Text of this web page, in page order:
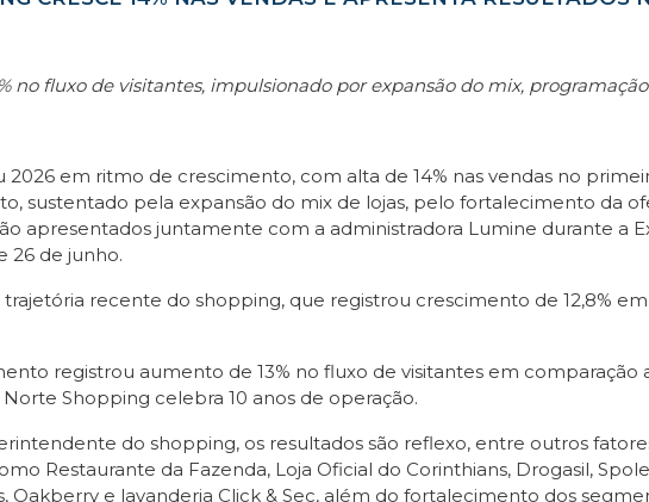
no fluxo de visitantes, impulsionado por expansão do mix,
2026 em ritmo de crescimento, com alta de 14% nas vendas no
sustentado pela expansão do mix de lojas, pelo fortalecimento da
apresentados juntamente com a administradora Lumine durante a
26 de junho.
recente do shopping, que registrou crescimento de 12,8%
registrou aumento de 13% no fluxo de visitantes em
Shopping celebra 10 anos de operação.
do shopping, os resultados são reflexo, entre outros
Restaurante da Fazenda, Loja Oficial do Corinthians, Drogasil,
Oakberry e lavanderia Click & Sec, além do fortalecimento dos